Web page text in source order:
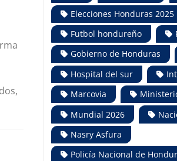
Elecciones Honduras 2025
Futbol hondureño
Gobierno de Honduras
Hospital del sur
Marcovia
Mundial 2026
Nasry Asfura
Policía Nacional de